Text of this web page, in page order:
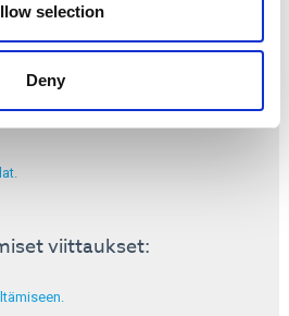
selection
Deny
sitä tapahtuu ja viisi asiaa, joita voit
viittaukset: